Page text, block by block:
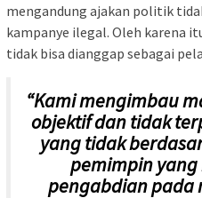
mengandung ajakan politik
kampanye ilegal. Oleh karena
tidak bisa dianggap sebagai
“Kami mengimbau
objektif dan tidak
yang tidak
pemimpin
pengabdian pada